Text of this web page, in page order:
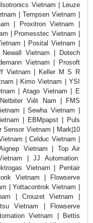
Vietnam | Leuze
| Tempsen Vietnam |
| Proxitron Vietnam |
| Promesstec Vietnam |
| Posital Vietnam |
Vietnam | Dotech
Vietnam | Prosoft
Vietnam | Keller M S R
| Kimo Vietnam | YSI
| Atago Vietnam | E
Viêt Nam | FMS
| Sewha Vietnam |
| EBMpapst | Puls
Sensor Vietnam | Mark|10
| Celduc Vietnam |
Vietnam | Top Air
| JJ Automation
Vietnam | Pentair
Vietnam | Flowserve
| Yottacontrok Vietnam |
| Crouzet Vietnam |
Vietnam | Flowserve
Vietnam | Bettis